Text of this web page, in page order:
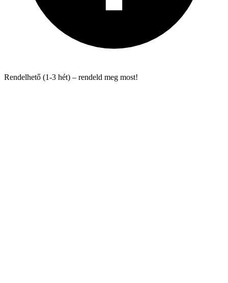
Rendelhető (1-3 hét) – rendeld meg most!